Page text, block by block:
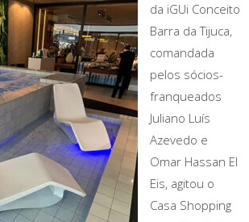
da iGUi Conceito
Barra da Tijuca,
comandada
pelos sócios-
franqueados
Juliano Luís
Azevedo e
Omar Hassan El
Eis, agitou o
Casa Shopping